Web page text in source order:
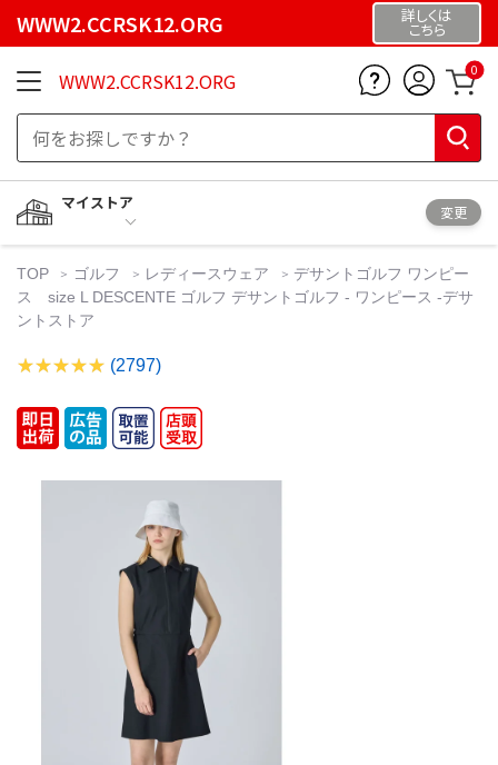
WWW2.CCRSK12.ORG 詳しくは
こちら
WWW2.CCRSK12.ORG 0
マイストア
変更
TOP ゴルフ レディースウェア
デサントゴルフ ワンピー
ス size L DESCENTE ゴルフ デサントゴルフ - ワンピース -デサ
ントストア
(2797)